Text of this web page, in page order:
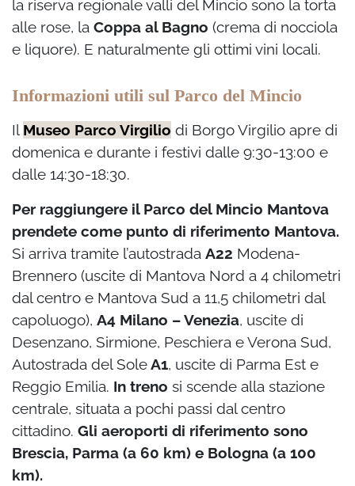
la riserva regionale valli del Mincio sono la torta
alle rose, la Coppa al Bagno (crema di nocciola
e liquore). E naturalmente gli ottimi vini locali.
Informazioni utili sul Parco del Mincio
Il Museo Parco Virgilio di Borgo Virgilio apre di
domenica e durante i festivi dalle 9:30-13:00 e
dalle 14:30-18:30.
Per raggiungere il Parco del Mincio Mantova
prendete come punto di riferimento Mantova.
Si arriva tramite l’autostrada A22 Modena-
Brennero (uscite di Mantova Nord a 4 chilometri
dal centro e Mantova Sud a 11,5 chilometri dal
capoluogo), A4 Milano – Venezia, uscite di
Desenzano, Sirmione, Peschiera e Verona Sud,
Autostrada del SoleA1, uscite di Parma Est e
Reggio Emilia. In treno si scende alla stazione
centrale, situata a pochi passi dal centro
cittadino. Gli aeroporti di riferimento sono
Brescia, Parma (a 60 km) e Bologna (a 100
km).